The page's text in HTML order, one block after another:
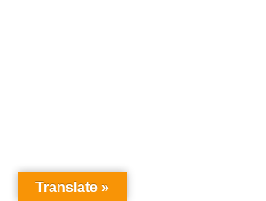
Translate »